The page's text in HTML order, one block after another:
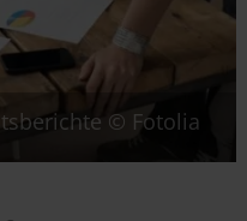
© Fotolia